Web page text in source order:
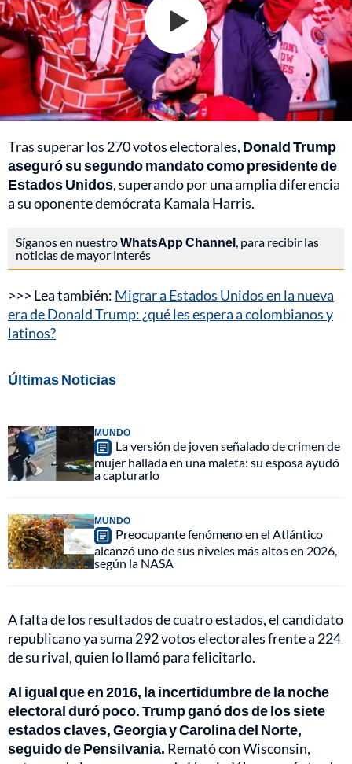
Tras superar los 270 votos electorales, Donald Trump
aseguró su segundo mandato como presidente de
Estados Unidos, superando por una amplia diferencia
a su oponente demócrata Kamala Harris.
Síganos en nuestroWhatsApp Channel , para recibir las
noticias de mayor interés
>>> Lea también: Migrar a Estados Unidos en la nueva
era de Donald Trump: ¿qué les espera a colombianos y
latinos?
Últimas Noticias
MUNDO
La versión de joven señalado de crimen de
mujer hallada en una maleta: su esposa ayudó
a capturarlo
MUNDO
Preocupante fenómeno en el Atlántico
alcanzó uno de sus niveles más altos en 2026,
según la NASA
A falta de los resultados de cuatro estados, el candidato
republicano ya suma 292 votos electorales frente a 224
de su rival, quien lo llamó para felicitarlo.
Al igual que en 2016, la incertidumbre de la noche
electoral duró poco. Trump ganó dos de los siete
estados claves, Georgia y Carolina del Norte,
seguido de Pensilvania. Remató con Wisconsin,